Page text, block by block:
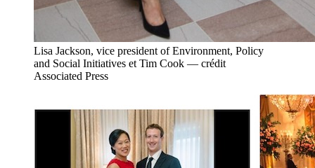
Lisa Jackson, vice president of Environment, Policy
and Social Initiatives et Tim Cook — crédit
Associated Press